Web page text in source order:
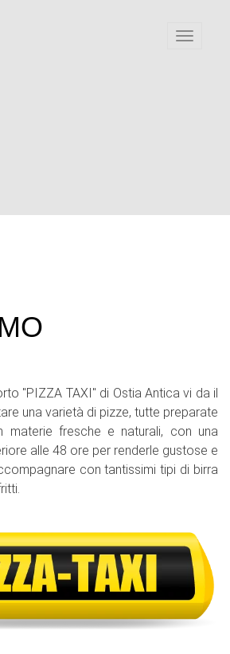
Toggle
"PIZZA TAXI" di Ostia Antica vi da il
una varietà di pizze, tutte preparate
materie fresche e naturali, con una
alle 48 ore per renderle gustose e
con tantissimi tipi di birra